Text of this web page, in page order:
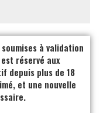
à validation
réservé aux
depuis plus de 18
et une nouvelle